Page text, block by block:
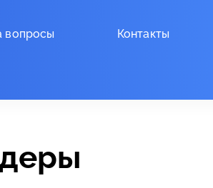
вопросы Контакты